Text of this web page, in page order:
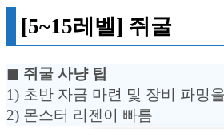
[5~15레벨] 쥐굴
◼︎ 쥐굴 사냥 팁
1) 초반 자금 마련 및 장비 파밍
2) 몬스터 리젠이 빠름